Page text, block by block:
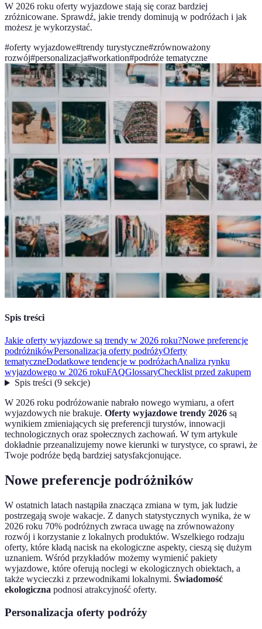
W 2026 roku oferty wyjazdowe stają się coraz bardziej
zróżnicowane. Sprawdź, jakie trendy dominują w podróżach i jak
możesz je wykorzystać.
#oferty wyjazdowe#trendy turystyczne#zrównoważony
rozwój#personalizacja#workation#podróże tematyczne
Spis treści
Jakie oferty wyjazdowe są trendy w 2026 roku?Nowe preferencje
podróżnikówPersonalizacja oferty podróżyOferty
tematyczneDodatkowe tendencje w podróżachAnaliza rynku
wyjazdowego w 2026 rokuFAQGlossaryChecklist przed zakupem
Spis treści(9 sekcje)
W 2026 roku podróżowanie nabrało nowego wymiaru, a ofert
wyjazdowych nie brakuje. Oferty wyjazdowe trendy 2026 są
wynikiem zmieniających się preferencji turystów, innowacji
technologicznych oraz społecznych zachowań. W tym artykule
dokładnie przeanalizujemy nowe kierunki w turystyce, co sprawi, że
Twoje podróże będą bardziej satysfakcjonujące.
Nowe preferencje podróżników
W ostatnich latach nastąpiła znacząca zmiana w tym, jak ludzie
postrzegają swoje wakacje. Z danych statystycznych wynika, że w
2026 roku 70% podróżnych zwraca uwagę na zrównoważony
rozwój i korzystanie z lokalnych produktów. Wszelkiego rodzaju
oferty, które kładą nacisk na ekologiczne aspekty, cieszą się dużym
uznaniem. Wśród przykładów możemy wymienić pakiety
wyjazdowe, które oferują noclegi w ekologicznych obiektach, a
także wycieczki z przewodnikami lokalnymi. Świadomość
ekologiczna podnosi atrakcyjność oferty.
Personalizacja oferty podróży